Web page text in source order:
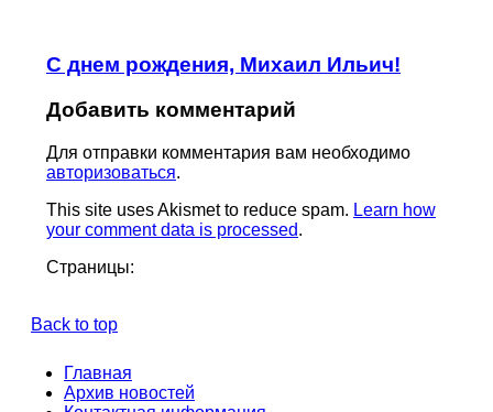
С днем рождения, Михаил Ильич!
Добавить комментарий
Для отправки комментария вам необходимо
авторизоваться.
This site uses Akismet to reduce spam. Learn how
your comment data is processed.
Страницы:
Back to top
Главная
Архив новостей